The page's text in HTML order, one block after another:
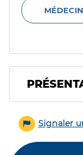
Signaler